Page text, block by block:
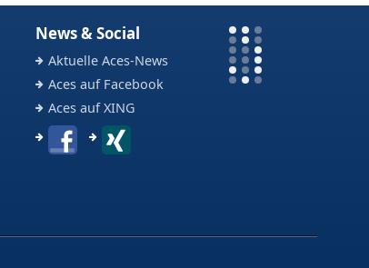
News & Social
Aktuelle Aces-News
Aces auf Facebook
Aces auf XING